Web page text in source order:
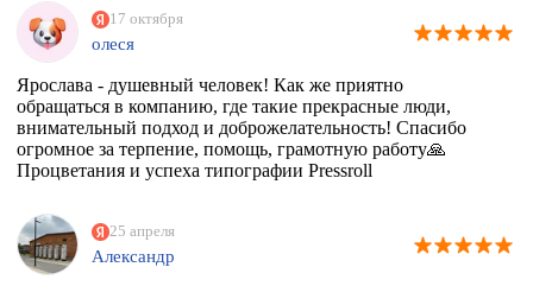
17 октября
олеся
Ярослава - душевный человек! Как же приятно
обращаться в компанию, где такие прекрасные люди,
внимательный подход и доброжелательность! Спасибо
огромное за терпение, помощь, грамотную работу🙏
Процветания и успеха типографии Pressroll
25 апреля
Александр